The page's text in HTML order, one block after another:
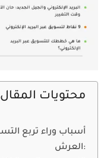
محتويات المقال
العرش: